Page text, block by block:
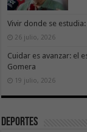
Vivir donde se
26 julio, 2026
Cuidar es avanzar: el
Gomera
19 julio, 2026
Deportes